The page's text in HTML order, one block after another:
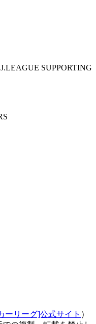
SUPPORTING
ーリーグ]公式サイト ）